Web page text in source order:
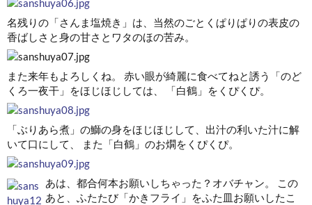
名残りの「さんま塩焼き」は、当然のごとくぱりぱりの表皮の
香ばしさと身の甘さとワタのほの苦み。
また来年もよろしくね。 赤い眼が綺麗に食べてねと誘う「のど
くろ一夜干」をほじほじしては、 「白鶴」をくぴくぴ。
「ぶりあら煮」の鰤の身をほじほじして、出汁の利いた汁に解
いて口にして、 また「白鶴」のお燗をくぴくぴ。
あは、都合何本お願いしちゃった？オバチャン。
この
あと、ふたたび「かきフライ」をふた皿お願いしたこ